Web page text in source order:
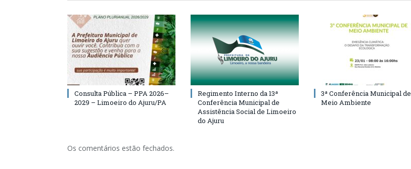
Consulta Pública – PPA 2026–
2029 – Limoeiro do Ajuru/PA
Regimento Interno da 13ª
Conferência Municipal de
Assistência Social de Limoeiro
do Ajuru
3ª Conferência Municipal de
Meio Ambiente
Os comentários estão fechados.